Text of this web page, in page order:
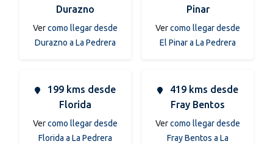
Durazno
Vercomo llegar desde
Durazno a La Pedrera
Pinar
Vercomo llegar desde
El Pinar a La Pedrera
199 kms desde
Florida
Vercomo llegar desde
Florida a La Pedrera
419 kms desde
Fray Bentos
Vercomo llegar desde
Fray Bentos a La